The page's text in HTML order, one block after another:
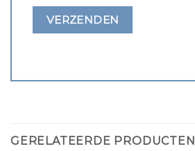
GERELATEERDE PRODUCTEN